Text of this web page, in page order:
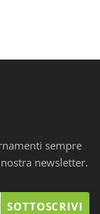
sempre
newsletter.
SOTTOSCRIVI